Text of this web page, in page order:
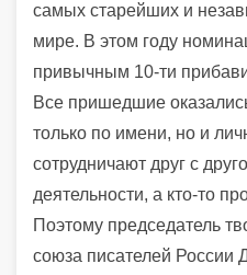
самых старейших и
мире. В этом году
привычным 10-ти
Все пришедшие
только по имени, но и
сотрудничают друг с
деятельности, а кто-то
Поэтому председатель
союза писателей России